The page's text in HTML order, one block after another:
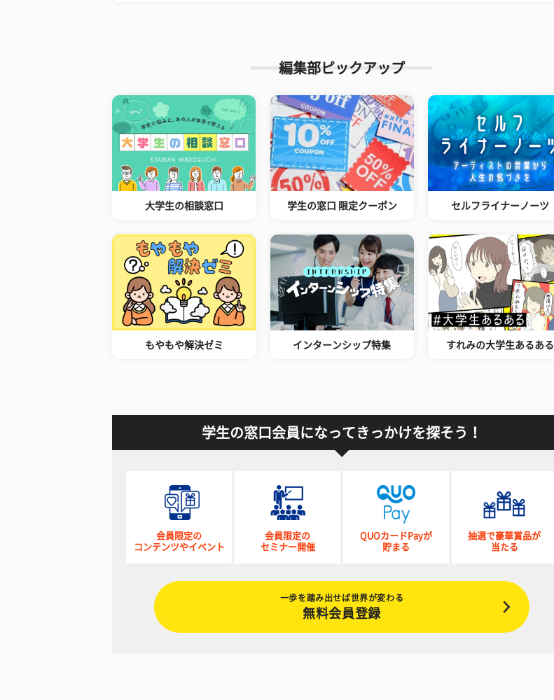
編集部ピックアップ
大学生の相談窓口 学生の窓口 限定クーポン セルフライナーノーツ
もやもや解決ゼミ インターンシップ特集 すれみの大学生あるある
学生の窓口会員になってきっかけを探そう！
会員限定の
コンテンツやイベント
会員限定の
セミナー開催
QUOカードPayが
貯まる
抽選で豪華賞品が
当たる
一歩を踏み出せば世界が変わる
無料会員登録